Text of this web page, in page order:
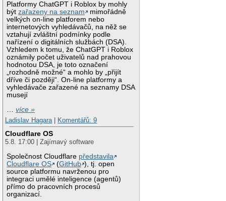
Platformy ChatGPT i Roblox by mohly
býtzařazeny na seznam
mimořádně
velkých on-line platforem nebo
internetových vyhledávačů, na něž se
vztahují zvláštní podmínky podle
nařízení o digitálních službách (DSA).
Vzhledem k tomu, že ChatGPT i Roblox
oznámily počet uživatelů nad prahovou
hodnotou DSA, je toto označení
„rozhodně možné“ a mohlo by „přijít
dříve či později“. On-line platformy a
vyhledávače zařazené na seznamy DSA
musejí
…více »
Ladislav Hagara| Komentářů: 9
Cloudflare OS
5.8. 17:00 | Zajímavý software
Společnost Cloudflare představila
Cloudflare OS
(GitHub ), tj. open
source platformu navrženou pro
integraci umělé inteligence (agentů)
přímo do pracovních procesů
organizací.